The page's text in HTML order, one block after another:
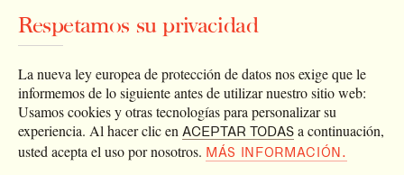
Enlaces
Newsletter
Respetamos su privacidad
La nueva ley europea de protección de datos nos exige que le
informemos de lo siguiente antes de utilizar nuestro sitio web:
Usamos cookies y otras tecnologías para personalizar su
experiencia. Al hacer clic en ACEPTAR TODAS a continuación,
usted acepta el uso por nosotros. MÁS INFORMACIÓN.